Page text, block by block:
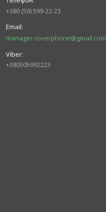
+380 (50) 599-22-23
manager.coverphone@gmail.com
+380505992223